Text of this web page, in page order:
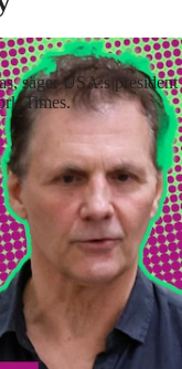
säger USA:s president
Times.